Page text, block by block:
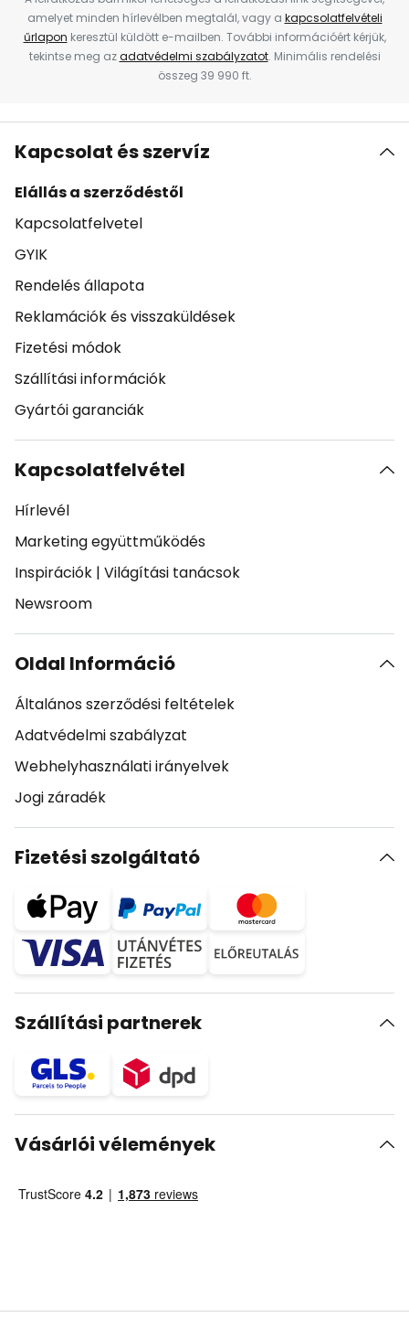
amelyet minden hírlevélben megtalál, vagy a kapcsolatfelvételi
űrlapon keresztül küldött e-mailben. További információért kérjük,
tekintse meg azadatvédelmi szabályzatot. Minimális rendelési
összeg 39 990 ft.
Kapcsolat és szervíz
Elállás a szerződéstől
Kapcsolatfelvetel
GYIK
Rendelés állapota
Reklamációk és visszaküldések
Fizetési módok
Szállítási információk
Gyártói garanciák
Kapcsolatfelvétel
Hírlevél
Marketing együttműködés
Inspirációk | Világítási tanácsok
Newsroom
Oldal Információ
Általános szerződési feltételek
Adatvédelmi szabályzat
Webhelyhasználati irányelvek
Jogi záradék
Fizetési szolgáltató
Szállítási partnerek
Vásárlói vélemények